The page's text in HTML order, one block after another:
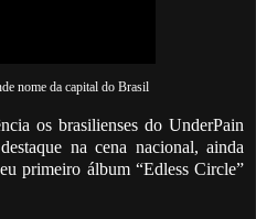
nome da capital do Brasil
os brasilienses do UnderPain
na cena nacional, ainda
primeiro álbum “Edless Circle”